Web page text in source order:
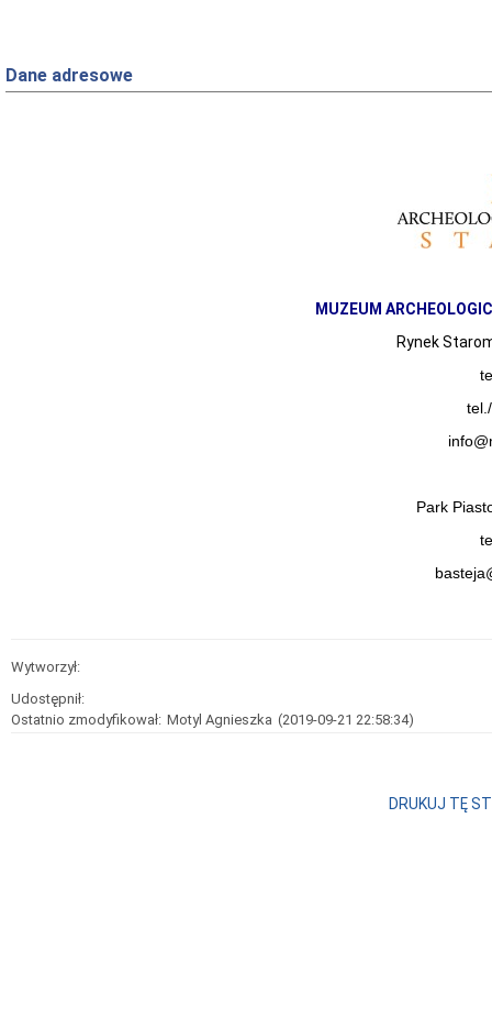
Dane adresowe
MUZEUM
Rynek
Park
Wytworzył:
Udostępnił:
Ostatnio zmodyfikował: Motyl Agnieszka (2019-09-21 22:58:34)
DRUKUJ TĘ